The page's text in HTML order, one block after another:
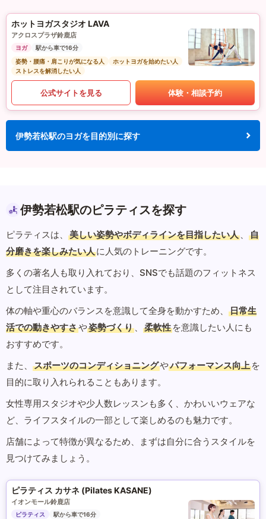
ホットヨガスタジオ LAVA
アクロスプラザ鈴鹿店
ヨガ
駅から車で16分
姿勢・腰痛・肩こりが気になる人
ホットヨガを始めたい人
ストレスを解消したい人
公式サイトを見る 体験・相談予約
伊勢若松駅のヨガを目的別に探す
伊勢若松駅のピラティスを探す
ピラティスは、 美しい姿勢やボディラインを目指したい人 、
自
分磨きを楽しみたい人に人気のトレーニングです。
多くの著名人も取り入れており、SNSでも話題のフィットネス
として注目されています。
体の軸や重心のバランスを意識して全身を動かすため、
日常生
活での動きやすさや姿勢づくり 、 柔軟性 を意識したい人にも
おすすめです。
また、
スポーツのコンディショニングやパフォーマンス向上 を
目的に取り入れられることもあります。
女性専用スタジオや少人数レッスンも多く、かわいいウェアな
ど、ライフスタイルの一部として楽しめるのも魅力です。
店舗によって特徴が異なるため、まずは自分に合うスタイルを
見つけてみましょう。
ピラティス カサネ (Pilates KASANE)
イオンモール鈴鹿店
ピラティス
駅から車で16分